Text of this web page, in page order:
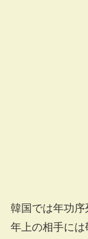
韓国では年功
年上の相手には